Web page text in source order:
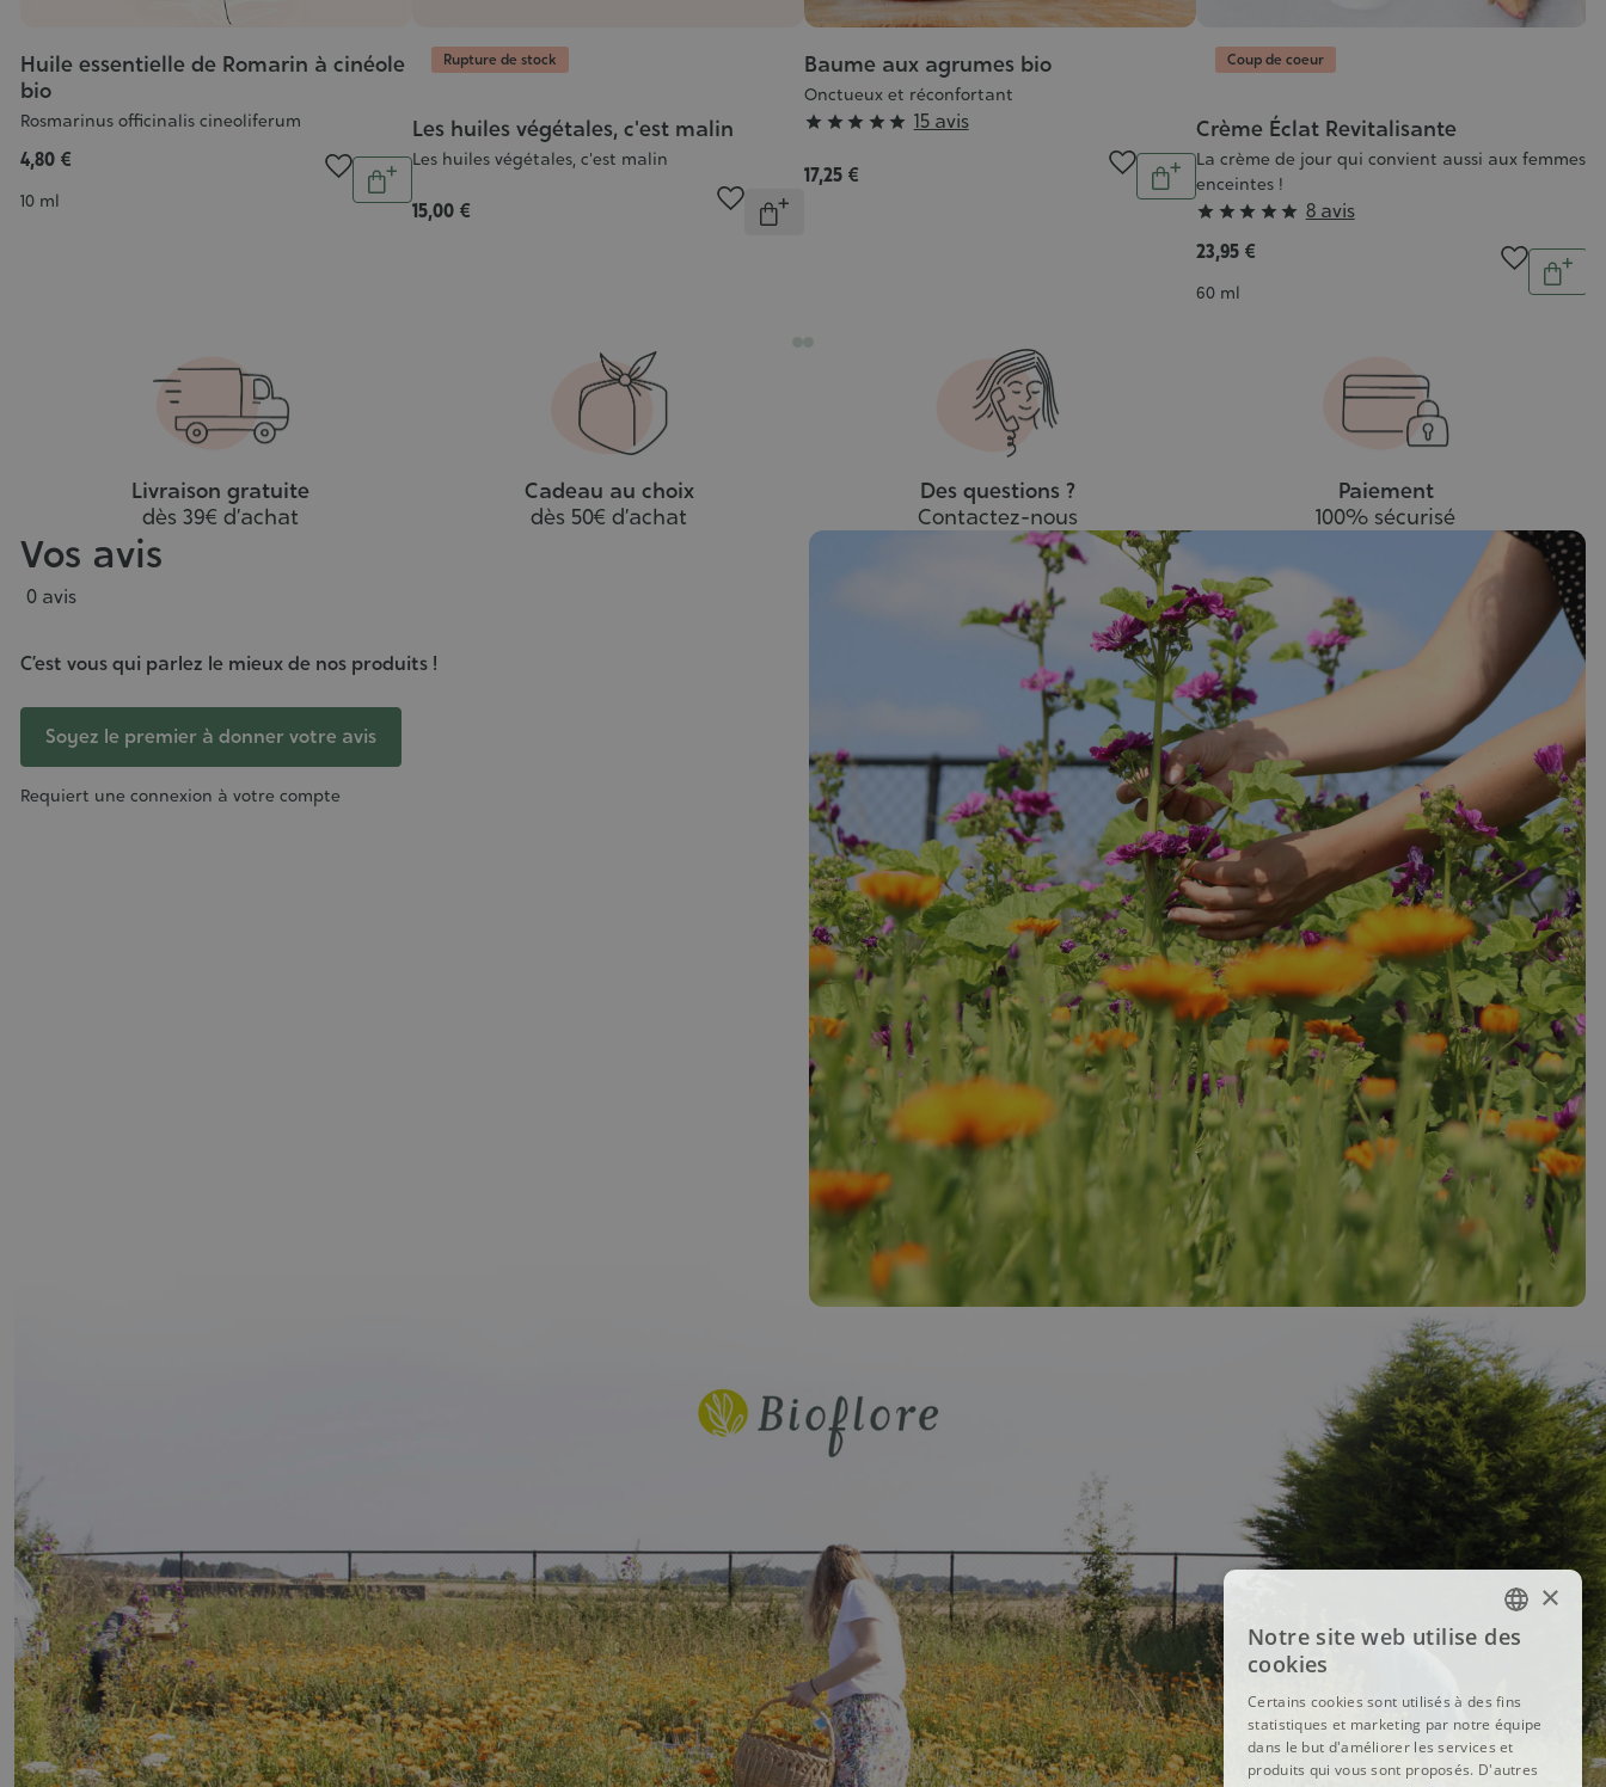
Huile essentielle de Romarin à cinéole
bio
Rosmarinus officinalis cineoliferum
4,80 €
Contenance
10 ml
Quantité
Ajouter
Rupture de stock
Les huiles végétales, c'est malin
Les huiles végétales, c'est malin
15,00 € Quantité
Indisponible
Baume aux agrumes bio
Onctueux et réconfortant
Grade
5/5
     15 avis
17,25 € Quantité
Ajouter
panier
Coup de coeur
Crème Éclat Revitalisante
La crème de jour qui convient aussi aux femmes
enceintes !
Grade
:
5/5
     8 avis
23,95 €
Contenance
60 ml
Livraison gratuite
dès 39€ d’achat
Cadeau au choix
dès 50€ d’achat
Des questions ?
Contactez-nous
Paiement
100% sécurisé
Vos avis
0 avis
C’est vous qui parlez le mieux de nos produits !
Soyez le premier à donner votre avis
Requiert une connexion à votre compte
FRENCH
ENGLISH
×
Notre site web utilise des
cookies
Certains cookies sont utilisés à des fins
statistiques et marketing par notre équipe
dans le but d'améliorer les services et
produits qui vous sont proposés. D'autres